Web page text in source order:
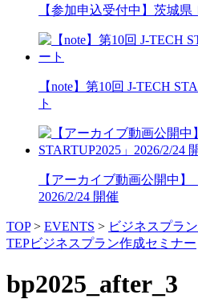
【参加申込受付中】茨城
【note】第10回 J-TECH
ト
【アーカイブ動画公開中】
2026/2/24 開催
TOP> EVENTS > ビジネスプラ
TEPビジネスプラン作成セミナー
bp2025_after_3